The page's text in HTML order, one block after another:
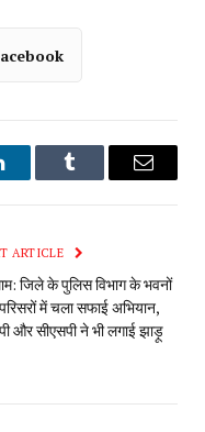
Tumblr Email
ARTICLE
जिले के पुलिस विभाग के भवनों
में चला सफाई अभियान,
और सीएसपी ने भी लगाई झाड़ू